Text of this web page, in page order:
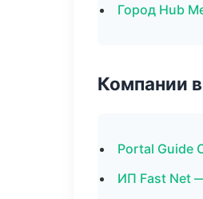
Город Hub
Компании
Portal Guide
ИП Fast Net